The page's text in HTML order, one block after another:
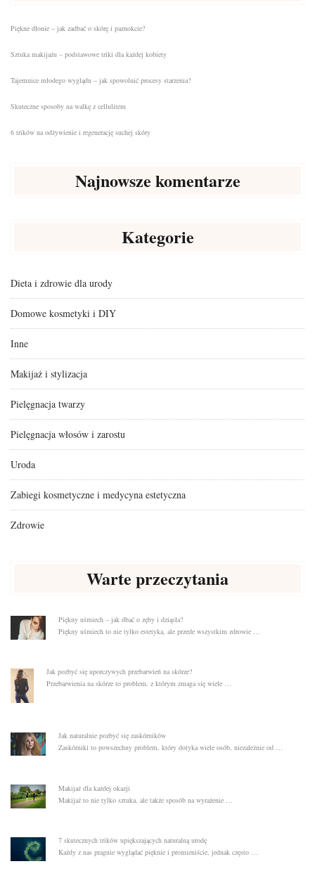
Piękne dłonie – jak zadbać o skórę i paznokcie?
Sztuka makijażu – podstawowe triki dla każdej kobiety
Tajemnice młodego wyglądu – jak spowolnić procesy starzenia?
Skuteczne sposoby na walkę z cellulitem
6 trików na odżywienie i regenerację suchej skóry
Najnowsze komentarze
Kategorie
Dieta i zdrowie dla urody
Domowe kosmetyki i DIY
Inne
Makijaż i stylizacja
Pielęgnacja twarzy
Pielęgnacja włosów i zarostu
Uroda
Zabiegi kosmetyczne i medycyna estetyczna
Zdrowie
Warte przeczytania
Piękny uśmiech – jak dbać o zęby i dziąsła?
Piękny uśmiech to nie tylko estetyka, ale przede wszystkim zdrowie …
Jak pozbyć się uporczywych przebarwień na skórze?
Przebarwienia na skórze to problem, z którym zmaga się wiele …
Jak naturalnie pozbyć się zaskórników
Zaskórniki to powszechny problem, który dotyka wiele osób, niezależnie od …
Makijaż dla każdej okazji
Makijaż to nie tylko sztuka, ale także sposób na wyrażenie …
7 skutecznych trików upiększających naturalną urodę
Każdy z nas pragnie wyglądać pięknie i promieniście, jednak często …